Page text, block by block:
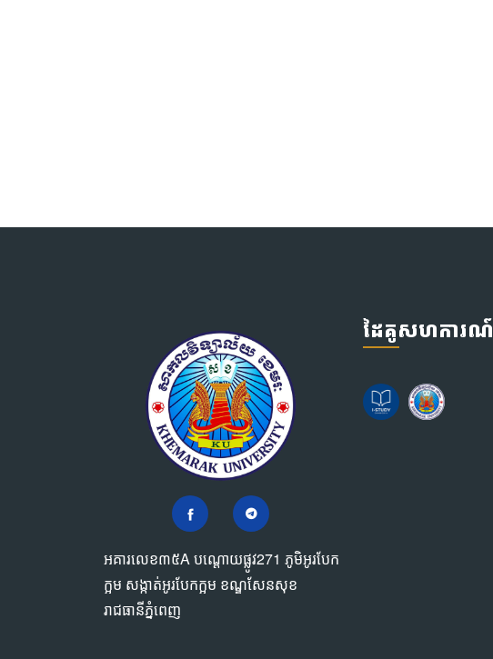
អគារលេខ៣៥A បណ្ដោយផ្លូវ271 ភូមិអូរបែក
ក្អម សង្កាត់អូរបែកក្អម ខណ្ឌសែនសុខ
រាជធានីភ្នំពេញ
ដៃគូសហការណ៍